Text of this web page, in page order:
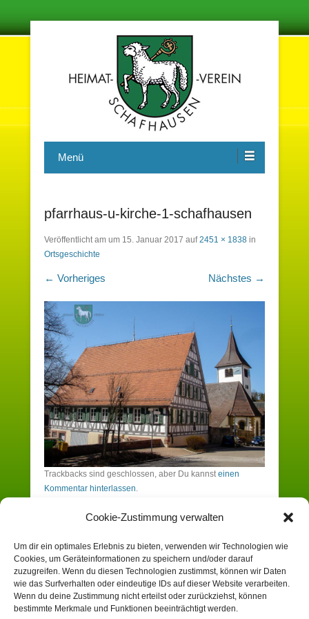
Cookie-Zustimmung verwalten
Um dir ein optimales Erlebnis zu bieten, verwenden wir Technologien wie
Cookies, um Geräteinformationen zu speichern und/oder darauf
zuzugreifen. Wenn du diesen Technologien zustimmst, können wir Daten
wie das Surfverhalten oder eindeutige IDs auf dieser Website verarbeiten.
Wenn du deine Zustimmung nicht erteilst oder zurückziehst, können
bestimmte Merkmale und Funktionen beeinträchtigt werden.
Heimatverein Schafhausen e.V.
Menü
pfarrhaus-u-kirche-1-schafhausen
Veröffentlicht am um 15. Januar 2017 auf2451 × 1838 in
Ortsgeschichte
← Vorheriges Nächstes →
Trackbacks sind geschlossen, aber Du kannsteinen
Kommentar hinterlassen.
Du musst angemeldet sein, um einen
Kommentar zu erstellen.